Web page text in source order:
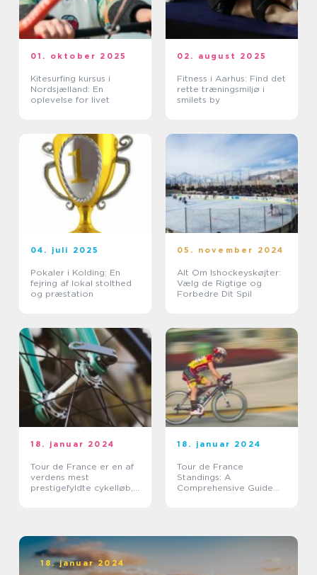
01. oktober 2025
Kitesurfing kursus i
Nordsjælland: En
oplevelse for livet
02. august 2025
Fitness i Aarhus: Find det
rette træningsmiljø i
smilets by
04. juli 2025
Pokaler i Kolding: En
fejring af lokal stolthed
og præstation
05. november 2024
Alt Om Ishockeyskøjter:
Vælg de Rigtige og
Forbedre Dit Spil
18. januar 2024
Tour de France er en af
verdens mest
prestigefyldte cykelløb,
18. januar 2024
Tour de France
Standings: A
Comprehensive Guide
18. januar 2024